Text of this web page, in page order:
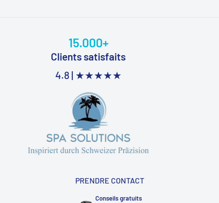
15.000+
Clients satisfaits
4.8 | ★★★★★
PRENDRE CONTACT
Conseils gratuits